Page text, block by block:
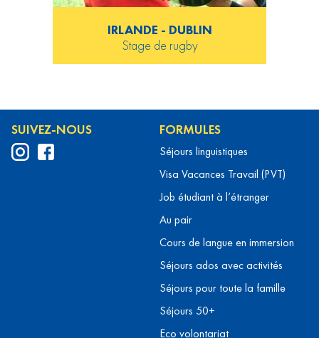
IRLANDE - DUBLIN
Stage de rugby
SUIVEZ-NOUS FORMULES
Séjours linguistiques
Visa Vacances Travail (PVT)
Job étudiant à l’étranger
Au pair
Cours de langue en immersion
Séjours ados avec activités
Séjours pour toute la famille
Séjours 50+
Eco volontariat